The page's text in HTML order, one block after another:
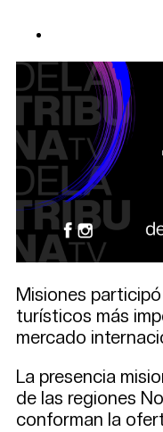
Misiones
turísticos más
mercado
La presencia
de las regiones
conforman la